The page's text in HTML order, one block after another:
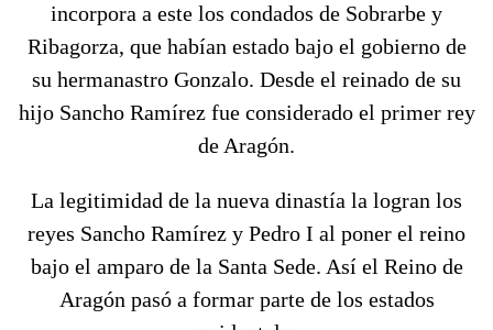
incorpora a este los condados de Sobrarbe y
Ribagorza, que habían estado bajo el gobierno de
su hermanastro Gonzalo. Desde el reinado de su
hijo Sancho Ramírez fue considerado el primer rey
de Aragón.
La legitimidad de la nueva dinastía la logran los
reyes Sancho Ramírez y Pedro I al poner el reino
bajo el amparo de la Santa Sede. Así el Reino de
Aragón pasó a formar parte de los estados